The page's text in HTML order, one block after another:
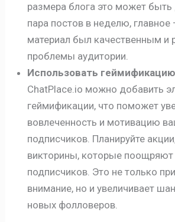
размера блога это может быть
пара постов в неделю,
материал был качественным и
проблемы аудитории.
Использовать геймификацию
ChatPlace.io можно добавить
геймификации, что поможет
вовлеченность и мотивацию
подписчиков. Планируйте
викторины, которые поощряют
подписчиков. Это не только
внимание, но и увеличивает
новых фолловеров.